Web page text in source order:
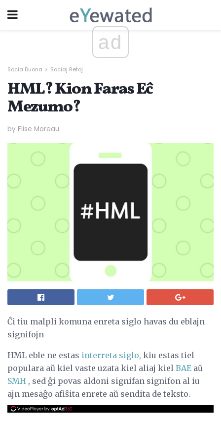
ad
Socia Duona Sociaj Retoj
HML? Kion Faras Eĉ
Mezumo?
by Elise Moreau
Ĉi tiu malpli komuna enreta siglo havas du eblajn
signifojn
HML eble ne estas interreta siglo, kiu estas tiel
populara aŭ kiel vaste uzata kiel aliaj kiel BAE aŭ
SMH , sed ĝi povas aldoni signifan signifon al iu
ajn mesaĝo afiŝita enrete aŭ sendita de teksto.